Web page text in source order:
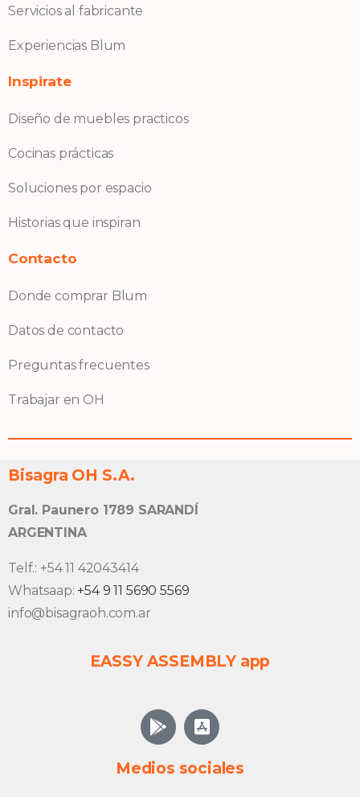
Servicios al fabricante
Experiencias Blum
Inspirate
Diseño de muebles practicos
Cocinas prácticas
Soluciones por espacio
Historias que inspiran
Contacto
Donde comprar Blum
Datos de contacto
Preguntas frecuentes
Trabajar en OH
Bisagra OH S.A.
Gral. Paunero 1789 SARANDÍ
ARGENTINA
Telf.: +54 11 42043414
Whatsaap:+54 9 11 5690 5569
info@bisagraoh.com.ar
EASSY ASSEMBLY app
Medios sociales